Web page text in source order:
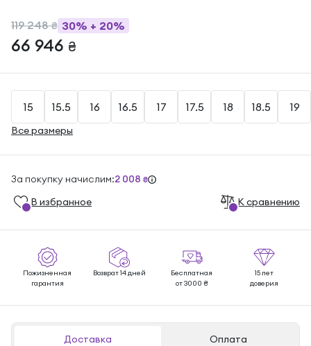
119 248₴ 30% + 20%
66 946 ₴
15 15.5 16 16.5 17 17.5 18 18.5 19
Все размеры
За покупку начислим:2 008 ₴
В избранноe К сравнению
Пожизненная
гарантия
Возврат 14 дней
Бесплатная
от 3000 ₴
15 лет
доверия
Доставка Оплата